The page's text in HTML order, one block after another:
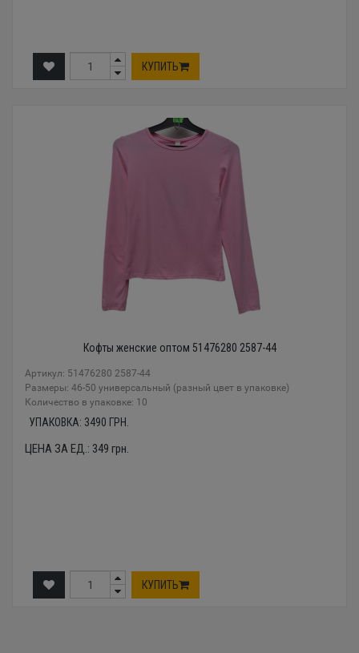
КУПИТЬ
Кофты женские оптом 51476280 2587-44
Артикул: 51476280 2587-44
Размеры: 46-50 универсальный (разный цвет в упаковке)
Количество в упаковке: 10
УПАКОВКА: 3490 ГРН.
ЦЕНА ЗА ЕД.: 349 грн.
КУПИТЬ